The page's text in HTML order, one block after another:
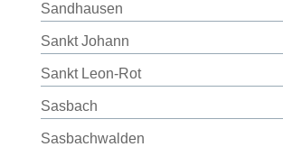
Sandhausen
Sankt Johann
Sankt Leon-Rot
Sasbach
Sasbachwalden